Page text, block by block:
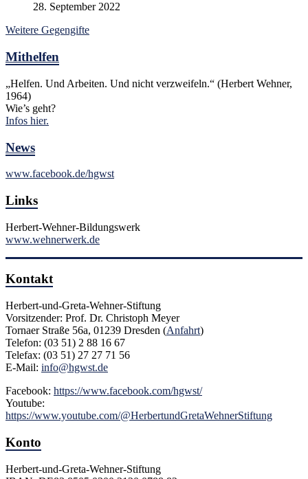
28. September 2022
Weitere Gegengifte
Mithelfen
„Helfen. Und Arbeiten. Und nicht verzweifeln.“ (Herbert Wehner,
1964)
Wie’s geht?
Infos hier.
News
www.facebook.de/hgwst
Links
Herbert-Wehner-Bildungswerk
www.wehnerwerk.de
Kontakt
Herbert-und-Greta-Wehner-Stiftung
Vorsitzender: Prof. Dr. Christoph Meyer
Tornaer Straße 56a, 01239 Dresden (Anfahrt)
Telefon: (03 51) 2 88 16 67
Telefax: (03 51) 27 27 71 56
E-Mail: info@hgwst.de
Facebook: https://www.facebook.com/hgwst/
Youtube:
https://www.youtube.com/@HerbertundGretaWehnerStiftung
Konto
Herbert-und-Greta-Wehner-Stiftung